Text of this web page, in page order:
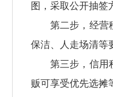
图，采取公开抽签
第二步，经营
保洁、人走场清等
第三步，信用
贩可享受优先选摊